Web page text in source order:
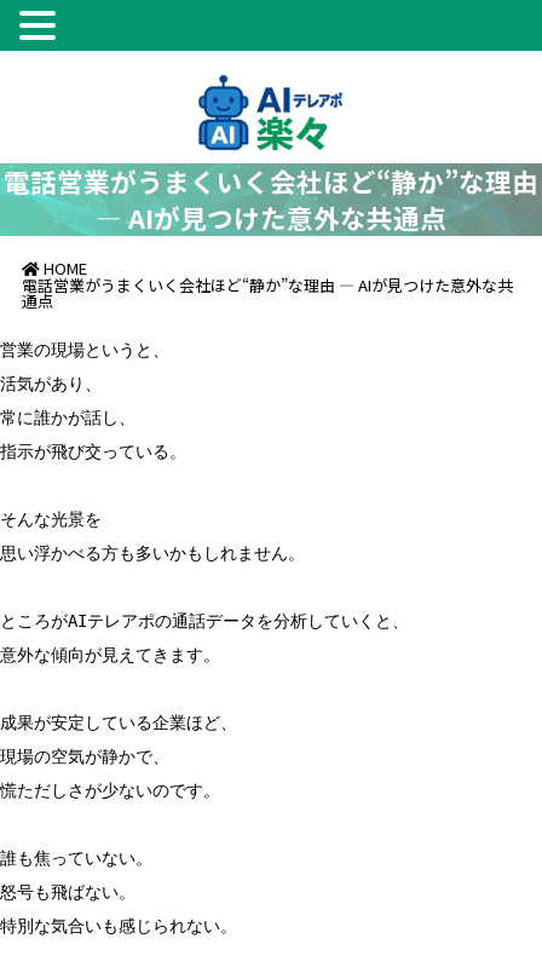
電話営業がうまくいく会社ほど“静か”な理由
― AIが見つけた意外な共通点
HOME
電話営業がうまくいく会社ほど“静か”な理由 ― AIが見つけた意外な共
通点
営業の現場というと、
活気があり、
常に誰かが話し、
指示が飛び交っている。
そんな光景を
思い浮かべる方も多いかもしれません。
ところがAIテレアポの通話データを分析していくと、
意外な傾向が見えてきます。
成果が安定している企業ほど、
現場の空気が静かで、
慌ただしさが少ないのです。
誰も焦っていない。
怒号も飛ばない。
特別な気合いも感じられない。